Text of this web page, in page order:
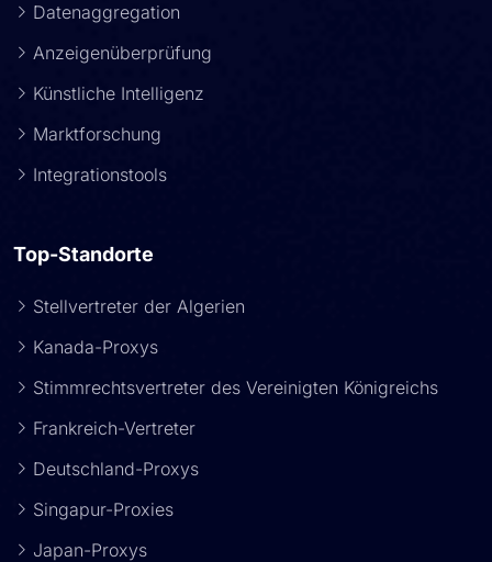
Datenaggregation
Anzeigenüberprüfung
Künstliche Intelligenz
Marktforschung
Integrationstools
Top-Standorte
Stellvertreter der Algerien
Kanada-Proxys
Stimmrechtsvertreter des Vereinigten Königreichs
Frankreich-Vertreter
Deutschland-Proxys
Singapur-Proxies
Japan-Proxys